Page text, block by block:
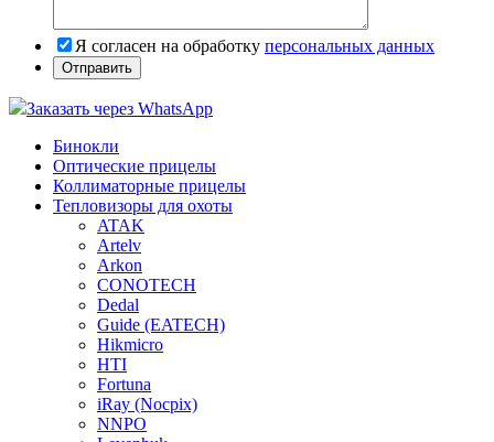
Я согласен на обработку персональных данных
Заказать через WhatsApp
Бинокли
Оптические прицелы
Коллиматорные прицелы
Тепловизоры для охоты
ATAK
Artelv
Arkon
CONOTECH
Dedal
Guide (EATECH)
Hikmicro
HTI
Fortuna
iRay (Nocpix)
NNPO